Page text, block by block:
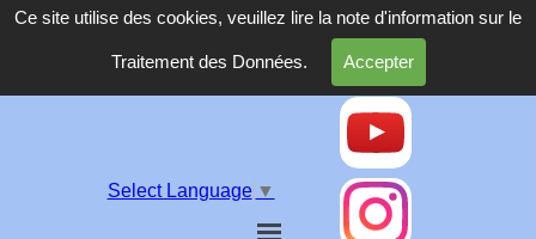
Ce site utilise des cookies, veuillez lire la note d'information sur le
Traitement des Données. Accepter
Select Language ▼